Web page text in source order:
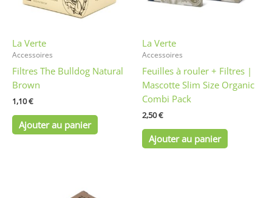
La Verte
Accessoires
Filtres The Bulldog Natural
Brown
1,10€
Ajouter au panier
La Verte
Accessoires
Feuilles à rouler + Filtres |
Mascotte Slim Size Organic
Combi Pack
2,50€
Ajouter au panier